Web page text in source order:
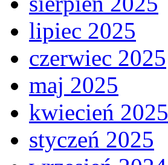
lipiec 2025
czerwiec 2025
maj 2025
kwiecień 2025
styczeń 2025